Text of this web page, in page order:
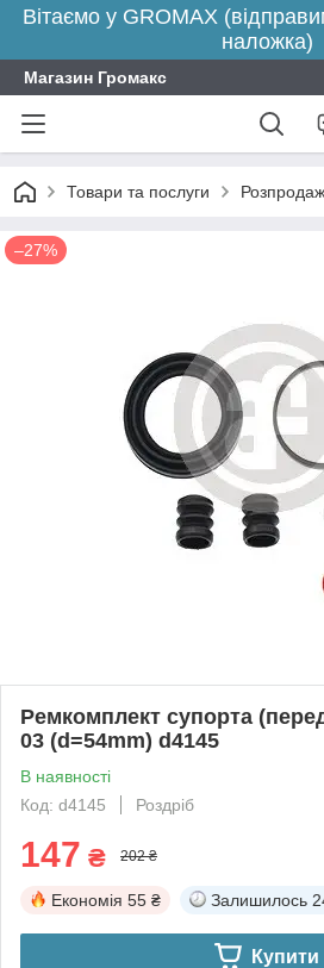
Вітаємо у GROMAX
наложка)
Магазин Громакс
Товари та послуги Розпродаж
–27%
Ремкомплект супорта
03 (d=54mm) d4145
В наявності
Код: d4145
Роздріб
147 ₴ 202 ₴
Економія 55 ₴ Залишилось
Купити